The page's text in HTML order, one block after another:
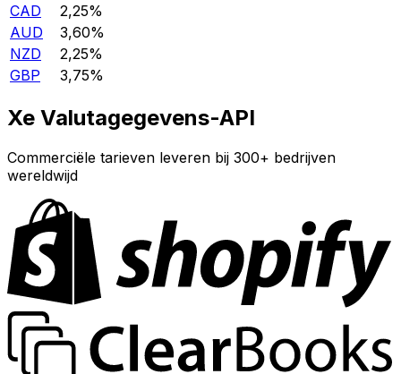
CAD
2,25%
AUD
3,60%
NZD
2,25%
GBP
3,75%
Xe Valutagegevens-API
Commerciële tarieven leveren bij 300+ bedrijven
wereldwijd